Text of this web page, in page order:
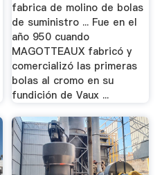
fabrica de molino de bolas
de suministro ... Fue en el
año 950 cuando
MAGOTTEAUX fabricó y
comercializó las primeras
bolas al cromo en su
fundición de Vaux ...